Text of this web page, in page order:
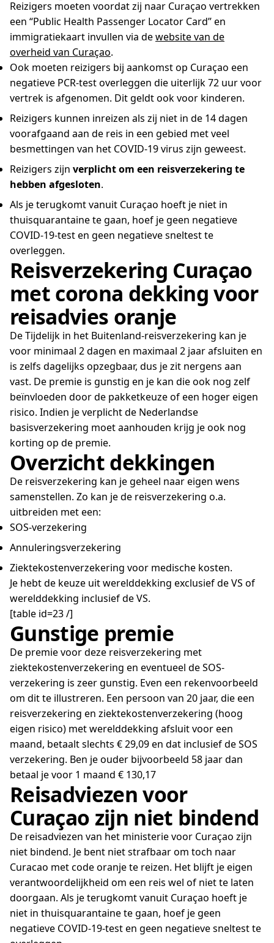
Reizigers moeten voordat zij naar Curaçao vertrekken
een “Public Health Passenger Locator Card” en
immigratiekaart invullen via dewebsite van de
overheid van Curaçao.
Ook moeten reizigers bij aankomst op Curaçao een
negatieve PCR-test overleggen die uiterlijk 72 uur voor
vertrek is afgenomen. Dit geldt ook voor kinderen.
Reizigers kunnen inreizen als zij niet in de 14 dagen
voorafgaand aan de reis in een gebied met veel
besmettingen van het COVID-19 virus zijn geweest.
Reizigers zijn verplicht om een reisverzekering te
hebben afgesloten.
Als je terugkomt vanuit Curaçao hoeft je niet in
thuisquarantaine te gaan, hoef je geen negatieve
COVID-19-test en geen negatieve sneltest te
overleggen.
Reisverzekering Curaçao
met corona dekking voor
reisadvies oranje
De Tijdelijk in het Buitenland-reisverzekering kan je
voor minimaal 2 dagen en maximaal 2 jaar afsluiten en
is zelfs dagelijks opzegbaar, dus je zit nergens aan
vast. De premie is gunstig en je kan die ook nog zelf
beïnvloeden door de pakketkeuze of een hoger eigen
risico. Indien je verplicht de Nederlandse
basisverzekering moet aanhouden krijg je ook nog
korting op de premie.
Overzicht dekkingen
De reisverzekering kan je geheel naar eigen wens
samenstellen. Zo kan je de reisverzekering o.a.
uitbreiden met een:
SOS-verzekering
Annuleringsverzekering
Ziektekostenverzekering voor medische kosten.
Je hebt de keuze uit werelddekking exclusief de VS of
werelddekking inclusief de VS.
[table id=23 /]
Gunstige premie
De premie voor deze reisverzekering met
ziektekostenverzekering en eventueel de SOS-
verzekering is zeer gunstig. Even een rekenvoorbeeld
om dit te illustreren. Een persoon van 20 jaar, die een
reisverzekering en ziektekostenverzekering (hoog
eigen risico) met werelddekking afsluit voor een
maand, betaalt slechts € 29,09 en dat inclusief de SOS
verzekering. Ben je ouder bijvoorbeeld 58 jaar dan
betaal je voor 1 maand € 130,17
Reisadviezen voor
Curaçao zijn niet bindend
De reisadviezen van het ministerie voor Curaçao zijn
niet bindend. Je bent niet strafbaar om toch naar
Curacao met code oranje te reizen. Het blijft je eigen
verantwoordelijkheid om een reis wel of niet te laten
doorgaan. Als je terugkomt vanuit Curaçao hoeft je
niet in thuisquarantaine te gaan, hoef je geen
negatieve COVID-19-test en geen negatieve sneltest te